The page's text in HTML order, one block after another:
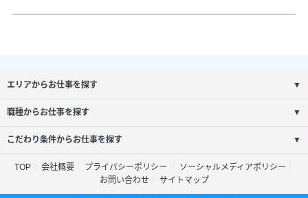
エリアからお仕事を探す ▼
職種からお仕事を探す ▼
こだわり条件からお仕事を探す ▼
TOP 会社概要 プライバシーポリシー
ソーシャルメディアポリシー
お問い合わせ
サイトマップ